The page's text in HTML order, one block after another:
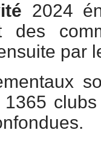
2024
des
par